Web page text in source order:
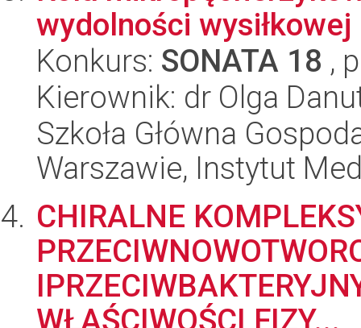
wydolności wysiłkowej
Konkurs: SONATA 18 ,
Kierownik: dr Olga
Szkoła Główna
Warszawie, Instytut
CHIRALNE
WŁAŚCIWOŚCI FIZY...